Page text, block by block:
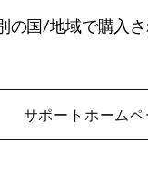
の国/地域で購入
サポートホーム